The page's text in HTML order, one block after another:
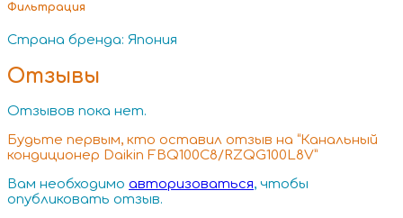
Фильтрация
Страна бренда: Япония
Отзывы
Отзывов пока нет.
Будьте первым, кто оставил отзыв на “Канальный
кондиционер Daikin FBQ100C8/RZQG100L8V”
Вам необходимо авторизоваться, чтобы
опубликовать отзыв.